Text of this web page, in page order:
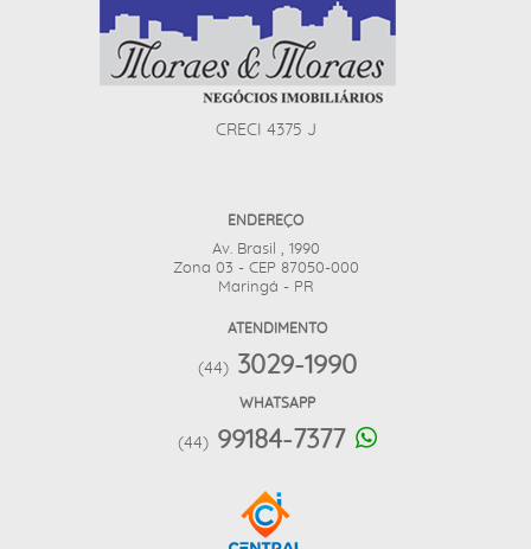
CRECI 4375 J
ENDEREÇO
Av. Brasil , 1990
Zona 03 - CEP 87050-000
Maringá - PR
ATENDIMENTO
(44) 3029-1990
WHATSAPP
(44) 99184-7377